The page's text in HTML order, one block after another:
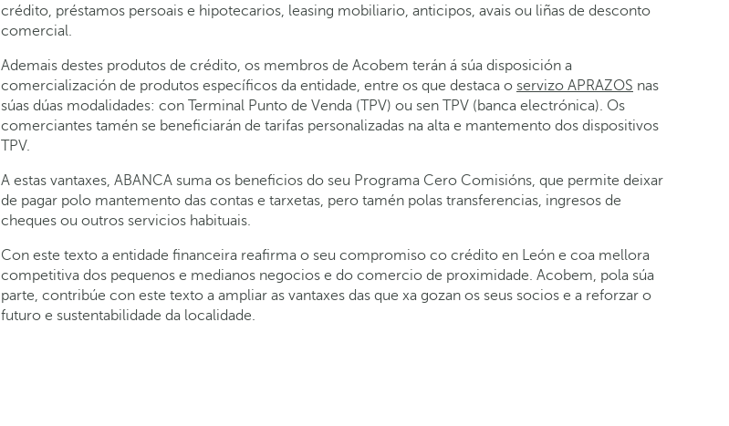
crédito, préstamos persoais e hipotecarios, leasing mobiliario, anticipos, avais ou liñas de desconto
comercial.
Ademais destes produtos de crédito, os membros de Acobem terán á súa disposición a
comercialización de produtos específicos da entidade, entre os que destaca o servizo APRAZOS nas
súas dúas modalidades: con Terminal Punto de Venda (TPV) ou sen TPV (banca electrónica). Os
comerciantes tamén se beneficiarán de tarifas personalizadas na alta e mantemento dos dispositivos
TPV.
A estas vantaxes, ABANCA suma os beneficios do seu Programa Cero Comisións, que permite deixar
de pagar polo mantemento das contas e tarxetas, pero tamén polas transferencias, ingresos de
cheques ou outros servicios habituais.
Con este texto a entidade financeira reafirma o seu compromiso co crédito en León e coa mellora
competitiva dos pequenos e medianos negocios e do comercio de proximidade. Acobem, pola súa
parte, contribúe con este texto a ampliar as vantaxes das que xa gozan os seus socios e a reforzar o
futuro e sustentabilidade da localidade.